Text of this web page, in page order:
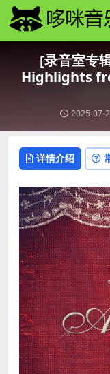
[录音室专
Highlights
2025-07-
详情介绍